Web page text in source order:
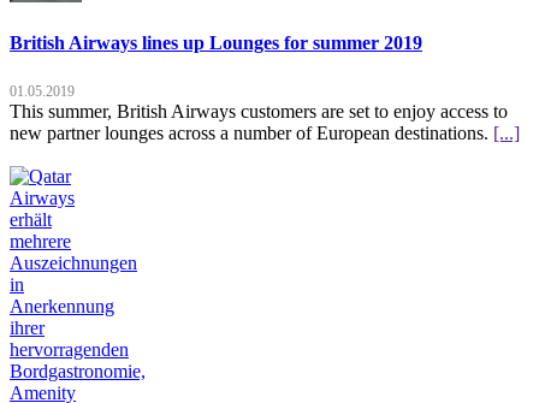
British Airways lines up Lounges for summer 2019
01.05.2019
This summer, British Airways customers are set to enjoy access to
new partner lounges across a number of European destinations. [...]